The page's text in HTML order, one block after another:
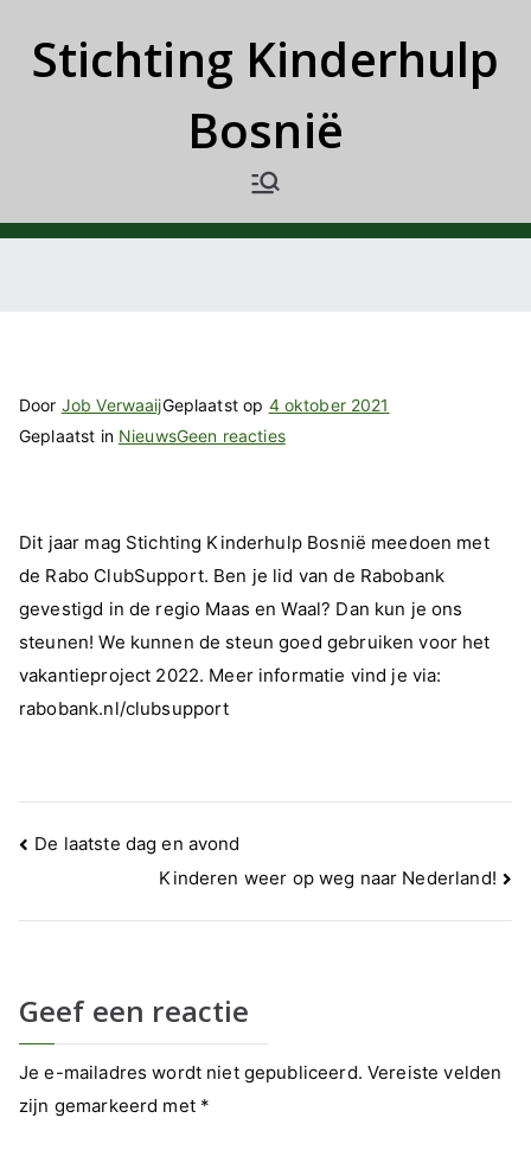
naarStichting Kinderhulp
Bosnië
Door Job VerwaaijGeplaatst op 4 oktober 2021
Geplaatst in NieuwsGeen reactiesop
met
de
Rabo
ClubSupport
Dit jaar mag Stichting Kinderhulp Bosnië meedoen met
de Rabo ClubSupport. Ben je lid van de Rabobank
gevestigd in de regio Maas en Waal? Dan kun je ons
steunen! We kunnen de steun goed gebruiken voor het
vakantieproject 2022. Meer informatie vind je via:
rabobank.nl/clubsupport
Bericht
De laatste dag en avond
Kinderen weer op weg naar Nederland!
Geef een reactie
Je e-mailadres wordt niet gepubliceerd. Vereiste velden
zijn gemarkeerd met *